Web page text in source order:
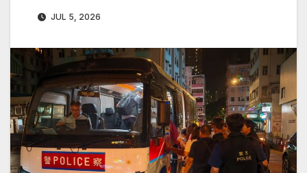
JUL 5, 2026